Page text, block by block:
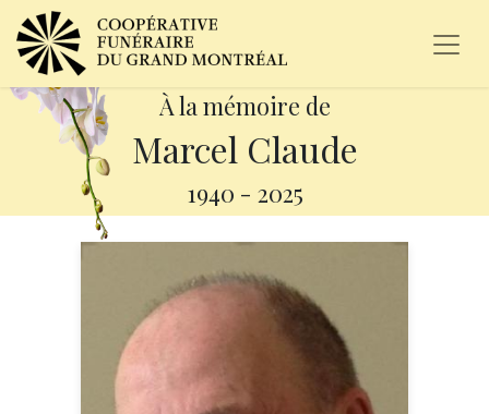
À la mémoire de
Marcel Claude
1940 - 2025